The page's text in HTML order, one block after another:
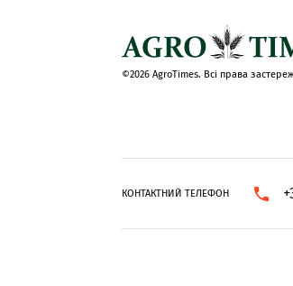
©2026 AgroTimes. Всі права
КОНТАКТНИЙ ТЕЛЕФОН